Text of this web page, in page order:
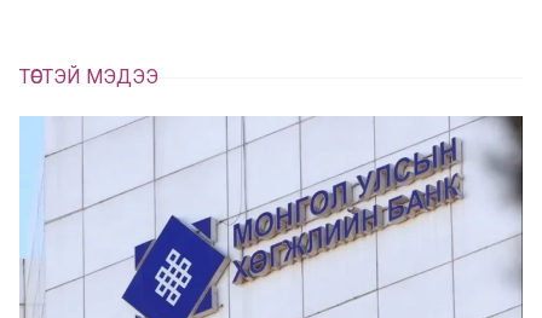
ТӨСТЭЙ МЭДЭЭ